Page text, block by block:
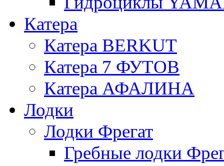
Катера
Катера BERKUT
Катера 7 ФУТОВ
Катера АФАЛИНА
Лодки
Лодки Фрегат
Гребные лодки